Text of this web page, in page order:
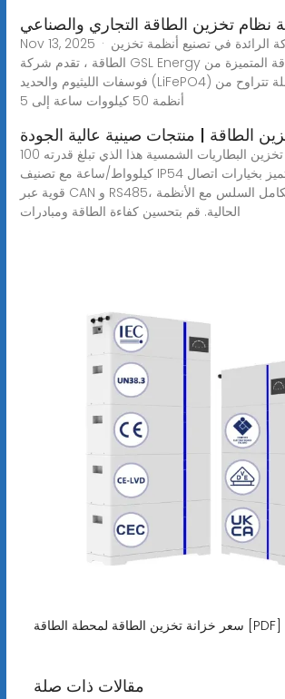
نظام تخزين الطاقة التجاري والصناعي
Nov 13, 2025 · باعتبارها الشركة الرائدة في تصنيع أنظمة تخزين
الطاقة ، تقدم شركة GSL Energy حلول تخزين الطاقة المتميزة من
فوسفات الليثيوم والحديد (LiFePO4) وأنظمة متكاملة تتراوح من
أنظمة 50 كيلووات ساعة إلى 5
الطاقة | منتجات صينية عالية الجودة
صُمم نظام تخزين البطاريات الشمسية هذا الذي تبلغ قدرته 100
كيلوواط/ساعة مع تصنيف IP54 لضمان المتانة، ويتميز بخيارات اتصال
قوية عبر CAN و RS485، مما يضمن التكامل السلس مع الأنظمة
الحالية. قم بتحسين كفاءة الطاقة ومبادرات
سعر خزانة تخزين الطاقة لمحطة الطاقة [PDF]
مقالات ذات صلة